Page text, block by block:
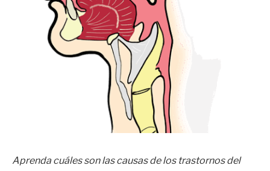
Aprenda cuáles son las causas de los trastornos del